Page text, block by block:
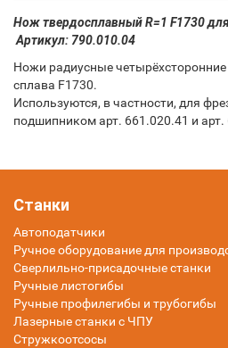
Нож твердосплавный R=1 F1730
Артикул: 790.010.04
Ножи радиусные
сплава F1730.
Используются, в частности, для
подшипником арт. 661.020.41 и арт.
Станки
Автоподатчики
Ручное оборудование для
Сверлильно-присадочные станки
Ручные листогибы
Ручные профилегибы и трубогибы
Лазерные станки с ЧПУ
Стружкоотсосы